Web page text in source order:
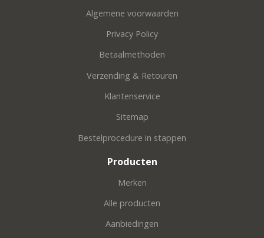
Algemene voorwaarden
Privacy Policy
Betaalmethoden
Verzending & Retouren
Klantenservice
Sitemap
Bestelprocedure in stappen
Producten
Merken
Alle producten
Aanbiedingen